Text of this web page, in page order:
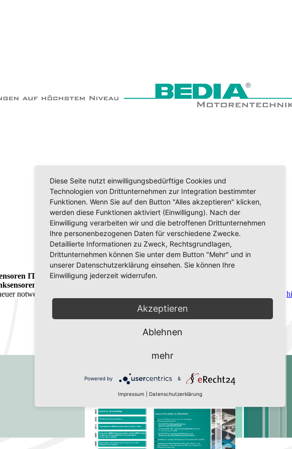
ITS 60/65
ITS 60/65 Seite 5
notwendig und Javascript muss erlaubt sein. Zum downloaden des Flach-Player bitte
Diese Seite nutzt einwilligungsbedürftige Cookies und
Technologien von Drittunternehmen zur Integration bestimmter
Funktionen. Wenn Sie auf den Button "Alles akzeptieren" klicken,
werden diese Funktionen aktiviert (Einwilligung). Nach der
Einwilligung verarbeiten wir und die betroffenen Drittunternehmen
Ihre personenbezogenen Daten für verschiedene Zwecke.
Detaillierte Informationen zu Zweck, Rechtsgrundlagen,
Drittunternehmen können Sie unter dem Button "Mehr" und in
unserer Datenschutzerklärung einsehen. Sie können Ihre
Einwilligung jederzeit widerrufen.
Akzeptieren
Ablehnen
mehr
Powered by &
Impressum Datenschutzerklärung